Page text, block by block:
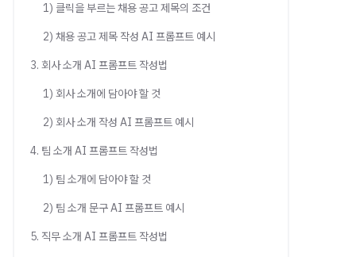
1) 클릭을 부르는 채용 공고 제목의 조건
2) 채용 공고 제목 작성 AI 프롬프트 예시
3. 회사 소개 AI 프롬프트 작성법
1) 회사 소개에 담아야 할 것
2) 회사 소개 작성 AI 프롬프트 예시
4. 팀 소개 AI 프롬프트 작성법
1) 팀 소개에 담아야 할 것
2) 팀 소개 문구 AI 프롬프트 예시
5. 직무 소개 AI 프롬프트 작성법